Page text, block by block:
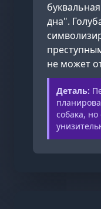
дна".
не может
Деталь:
собака,